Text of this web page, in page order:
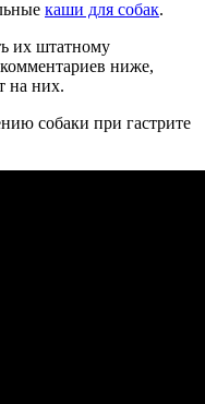
каши для собак.
их штатному
ниже,
на них.
собаки при гастрите